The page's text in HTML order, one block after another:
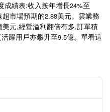
成績表:收入按年增長24%至
超市場預期的2.88美元。雲業務
美元,經營溢利翻倍有多,訂單積
活躍用戶亦攀升至9.5億。單看這